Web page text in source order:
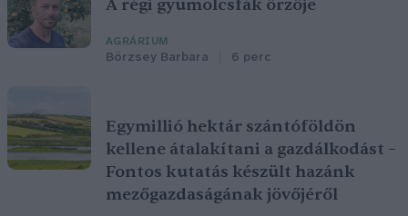
A régi gyümölcsfák őrzője
AGRÁRIUM
Börzsey Barbara 6 perc
Egymillió hektár szántóföldön
kellene átalakítani a gazdálkodást –
Fontos kutatás készült hazánk
mezőgazdaságának jövőjéről